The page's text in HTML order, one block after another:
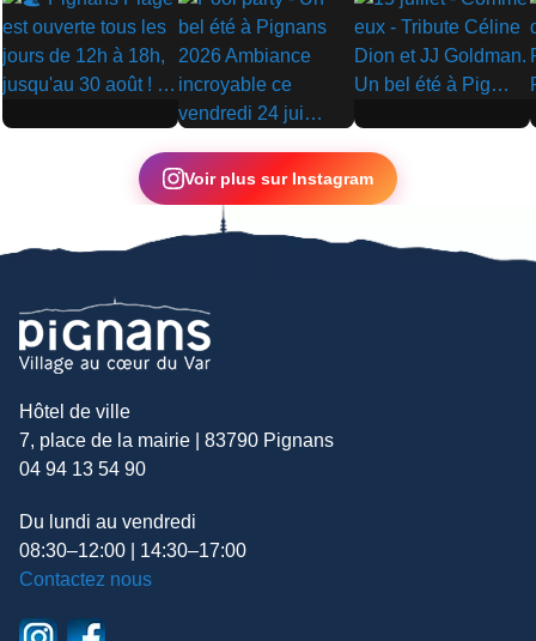
▶
▶
▶
Voir plus sur Instagram
Hôtel de ville
7, place de la mairie | 83790 Pignans
04 94 13 54 90
Du lundi au vendredi
08:30–12:00 | 14:30–17:00
Contactez nous